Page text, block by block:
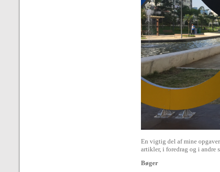
En vigtig del af mine
artikler, i foredrag og i andre
Bøger